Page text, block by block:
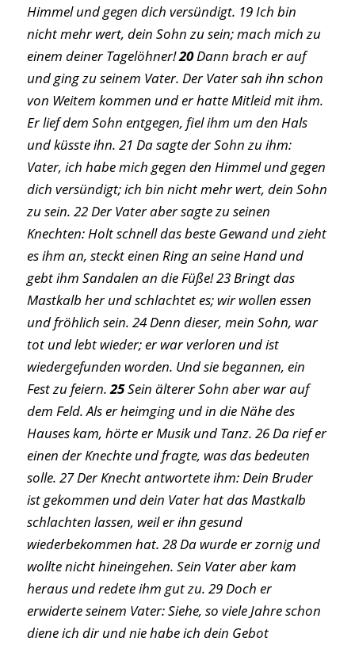
Himmel und gegen dich versündigt. 19 Ich bin
nicht mehr wert, dein Sohn zu sein; mach mich zu
einem deiner Tagelöhner!20Dann brach er auf
und ging zu seinem Vater. Der Vater sah ihn schon
von Weitem kommen und er hatte Mitleid mit ihm.
Er lief dem Sohn entgegen, fiel ihm um den Hals
und küsste ihn. 21 Da sagte der Sohn zu ihm:
Vater, ich habe mich gegen den Himmel und gegen
dich versündigt; ich bin nicht mehr wert, dein Sohn
zu sein. 22 Der Vater aber sagte zu seinen
Knechten: Holt schnell das beste Gewand und zieht
es ihm an, steckt einen Ring an seine Hand und
gebt ihm Sandalen an die Füße! 23 Bringt das
Mastkalb her und schlachtet es; wir wollen essen
und fröhlich sein. 24 Denn dieser, mein Sohn, war
tot und lebt wieder; er war verloren und ist
wiedergefunden worden. Und sie begannen, ein
Fest zu feiern.25Sein älterer Sohn aber war auf
dem Feld. Als er heimging und in die Nähe des
Hauses kam, hörte er Musik und Tanz. 26 Da rief er
einen der Knechte und fragte, was das bedeuten
solle. 27 Der Knecht antwortete ihm: Dein Bruder
ist gekommen und dein Vater hat das Mastkalb
schlachten lassen, weil er ihn gesund
wiederbekommen hat. 28 Da wurde er zornig und
wollte nicht hineingehen. Sein Vater aber kam
heraus und redete ihm gut zu. 29 Doch er
erwiderte seinem Vater: Siehe, so viele Jahre schon
diene ich dir und nie habe ich dein Gebot